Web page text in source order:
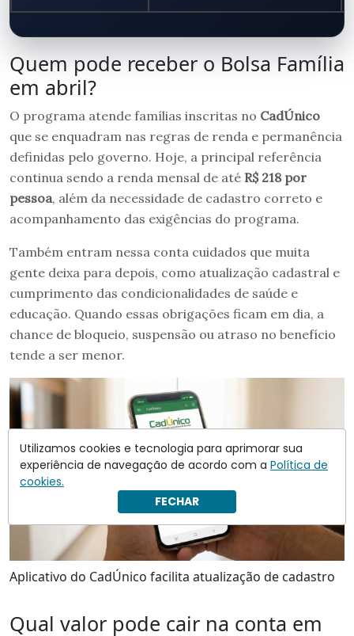
Quem pode receber o Bolsa Família
em abril?
O programa atende famílias inscritas no CadÚnico
que se enquadram nas regras de renda e permanência
definidas pelo governo. Hoje, a principal referência
continua sendo a renda mensal de até R$ 218 por
pessoa, além da necessidade de cadastro correto e
acompanhamento das exigências do programa.
Também entram nessa conta cuidados que muita
gente deixa para depois, como atualização cadastral e
cumprimento das condicionalidades de saúde e
educação. Quando essas obrigações ficam em dia, a
chance de bloqueio, suspensão ou atraso no benefício
tende a ser menor.
Aplicativo do CadÚnico facilita atualização de cadastro
Qual valor pode cair na conta em
Utilizamos cookies e tecnologia para aprimorar sua
experiência de navegação de acordo com a Política de
cookies.
FECHAR